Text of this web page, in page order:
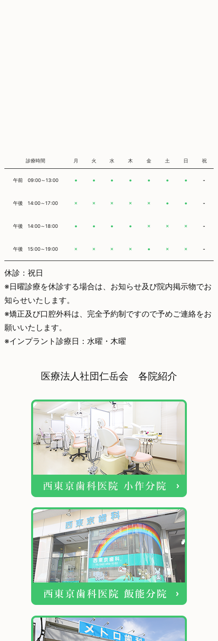
診療時間 月 火 水 木 金 土 日 祝
午前 09:00～13:00 ● ● ● ● ● ● ● -
午後 14:00～17:00 × × × × × ● ● -
午後 14:00～18:00 ● ● ● ● × × × -
午後 15:00～19:00 × × × × ● × × -
休診：祝日
※日曜診療を休診する場合は、お知らせ及び院内掲示物でお
知らせいたします。
※矯正及び口腔外科は、完全予約制ですので予めご連絡をお
願いいたします。
※インプラント診療日：水曜・木曜
医療法人社団仁岳会 各院紹介